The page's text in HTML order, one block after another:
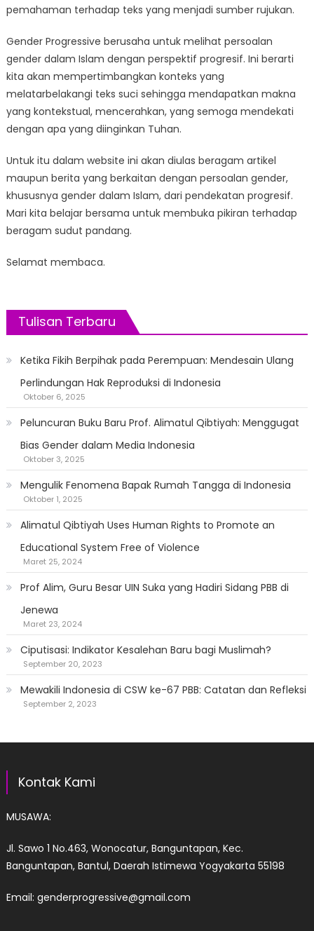
pemahaman terhadap teks yang menjadi sumber rujukan.
Gender Progressive berusaha untuk melihat persoalan
gender dalam Islam dengan perspektif progresif. Ini berarti
kita akan mempertimbangkan konteks yang
melatarbelakangi teks suci sehingga mendapatkan makna
yang kontekstual, mencerahkan, yang semoga mendekati
dengan apa yang diinginkan Tuhan.
Untuk itu dalam website ini akan diulas beragam artikel
maupun berita yang berkaitan dengan persoalan gender,
khususnya gender dalam Islam, dari pendekatan progresif.
Mari kita belajar bersama untuk membuka pikiran terhadap
beragam sudut pandang.
Selamat membaca.
Tulisan Terbaru
Ketika Fikih Berpihak pada Perempuan: Mendesain Ulang
Perlindungan Hak Reproduksi di Indonesia
Oktober 6, 2025
Peluncuran Buku Baru Prof. Alimatul Qibtiyah: Menggugat
Bias Gender dalam Media Indonesia
Oktober 3, 2025
Mengulik Fenomena Bapak Rumah Tangga di Indonesia
Oktober 1, 2025
Alimatul Qibtiyah Uses Human Rights to Promote an
Educational System Free of Violence
Maret 25, 2024
Prof Alim, Guru Besar UIN Suka yang Hadiri Sidang PBB di
Jenewa
Maret 23, 2024
Ciputisasi: Indikator Kesalehan Baru bagi Muslimah?
September 20, 2023
Mewakili Indonesia di CSW ke-67 PBB: Catatan dan Refleksi
September 2, 2023
Kontak Kami
MUSAWA:
Jl. Sawo 1 No.463, Wonocatur, Banguntapan, Kec.
Banguntapan, Bantul, Daerah Istimewa Yogyakarta 55198
Email: genderprogressive@gmail.com